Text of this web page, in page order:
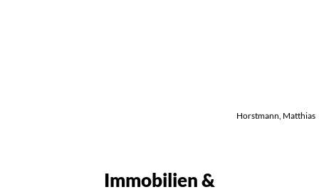
Horstmann, Matthias
Immobilien &